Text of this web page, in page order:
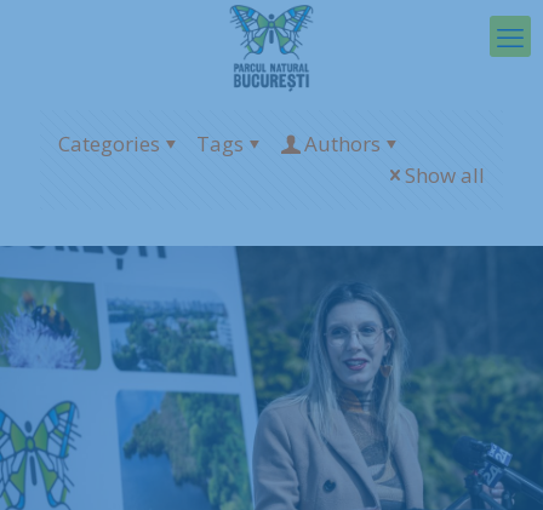
Categories Tags
Authors
Show all